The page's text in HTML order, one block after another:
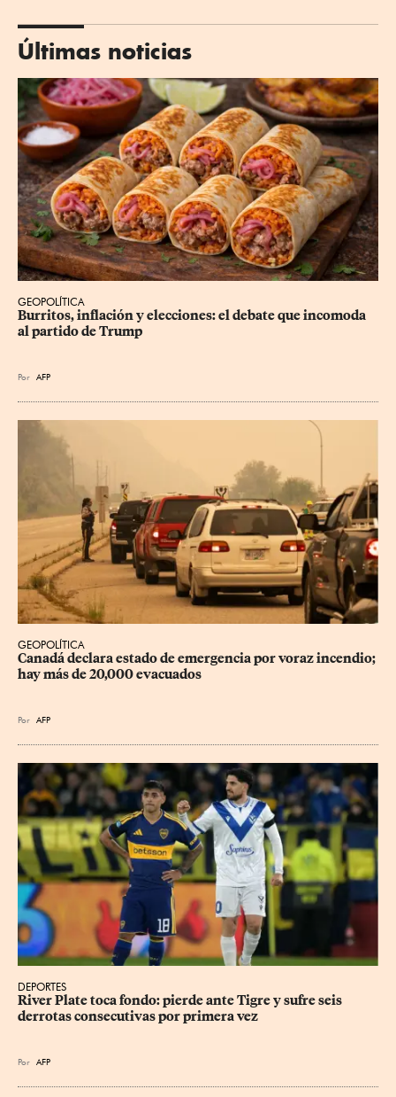
Últimas noticias
GEOPOLÍTICA
Burritos, inflación y elecciones: el debate que incomoda
al partido de Trump
Por AFP
GEOPOLÍTICA
Canadá declara estado de emergencia por voraz incendio;
hay más de 20,000 evacuados
Por AFP
DEPORTES
River Plate toca fondo: pierde ante Tigre y sufre seis
derrotas consecutivas por primera vez
Por AFP